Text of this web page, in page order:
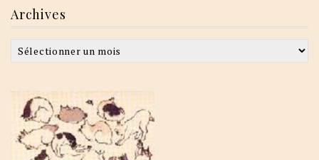
Archives
Archives